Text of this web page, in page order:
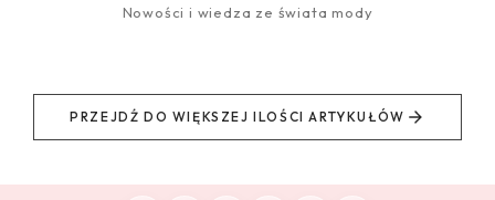
Nowości i wiedza ze świata mody
PRZEJDŹ DO WIĘKSZEJ ILOŚCI ARTYKUŁÓW